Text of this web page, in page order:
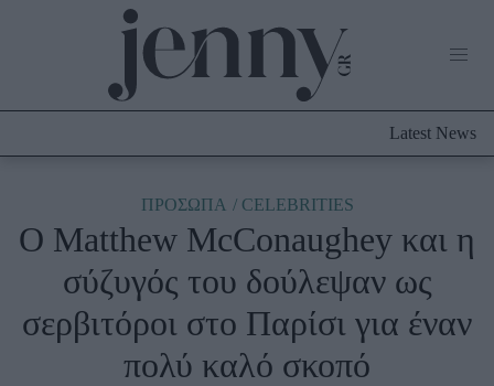
Culture
Fashion
Shopping
Styling Tips
Fashion News
Latest News
ΠΡΟΣΩΠΑ CELEBRITIES
O Matthew McConaughey και η
σύζυγός του δούλεψαν ως
σερβιτόροι στο Παρίσι για έναν
πολύ καλό σκοπό